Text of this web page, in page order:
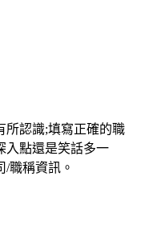
所認識;填寫正確的職
入點還是笑話多一
職稱資訊。